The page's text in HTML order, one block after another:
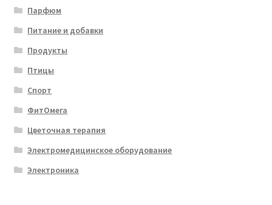
Парфюм
Питание и добавки
Продукты
Птицы
Спорт
ФитОмега
Цветочная терапия
Электромедицинское оборудование
Электроника